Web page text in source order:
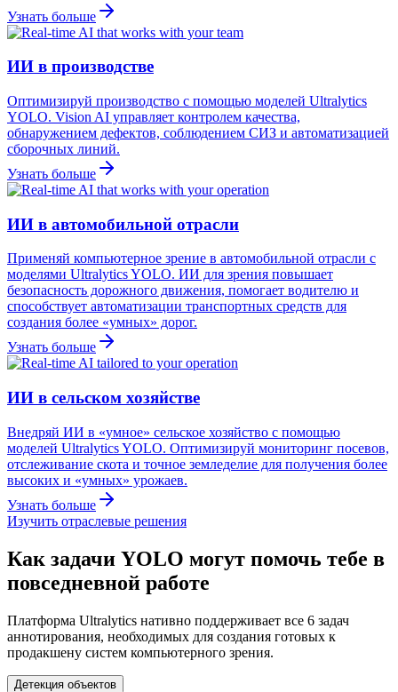
Узнать больше
ИИ в производстве
Оптимизируй производство с помощью моделей Ultralytics
YOLO. Vision AI управляет контролем качества,
обнаружением дефектов, соблюдением СИЗ и автоматизацией
сборочных линий.
Узнать больше
ИИ в автомобильной отрасли
Применяй компьютерное зрение в автомобильной отрасли с
моделями Ultralytics YOLO. ИИ для зрения повышает
безопасность дорожного движения, помогает водителю и
способствует автоматизации транспортных средств для
создания более «умных» дорог.
Узнать больше
ИИ в сельском хозяйстве
Внедряй ИИ в «умное» сельское хозяйство с помощью
моделей Ultralytics YOLO. Оптимизируй мониторинг посевов,
отслеживание скота и точное земледелие для получения более
высоких и «умных» урожаев.
Узнать больше
Изучить отраслевые решения
Как задачи YOLO могут помочь тебе в
повседневной работе
Платформа Ultralytics нативно поддерживает все 6 задач
аннотирования, необходимых для создания готовых к
продакшену систем компьютерного зрения.
Детекция объектов